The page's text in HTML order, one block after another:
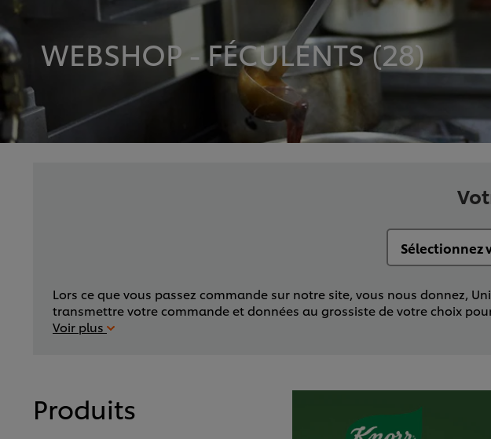
WEBSHOP - FÉCULENTS (28)
Lors ce que vous passez commande sur notre site, vous nous donnez,
transmettre votre commande et données au grossiste de votre choix
Voir plus
Produits